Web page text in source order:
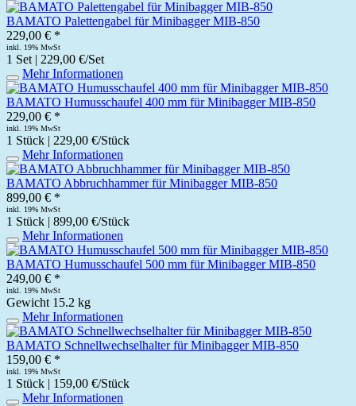
BAMATO Palettengabel für Minibagger MIB-850
229,00 € *
inkl. 19% MwSt
1 Set | 229,00 €/Set
Mehr Informationen
BAMATO Humusschaufel 400 mm für Minibagger MIB-850
229,00 € *
inkl. 19% MwSt
1 Stück | 229,00 €/Stück
Mehr Informationen
BAMATO Abbruchhammer für Minibagger MIB-850
899,00 € *
inkl. 19% MwSt
1 Stück | 899,00 €/Stück
Mehr Informationen
BAMATO Humusschaufel 500 mm für Minibagger MIB-850
249,00 € *
inkl. 19% MwSt
Gewicht 15.2 kg
Mehr Informationen
BAMATO Schnellwechselhalter für Minibagger MIB-850
159,00 € *
inkl. 19% MwSt
1 Stück | 159,00 €/Stück
Mehr Informationen